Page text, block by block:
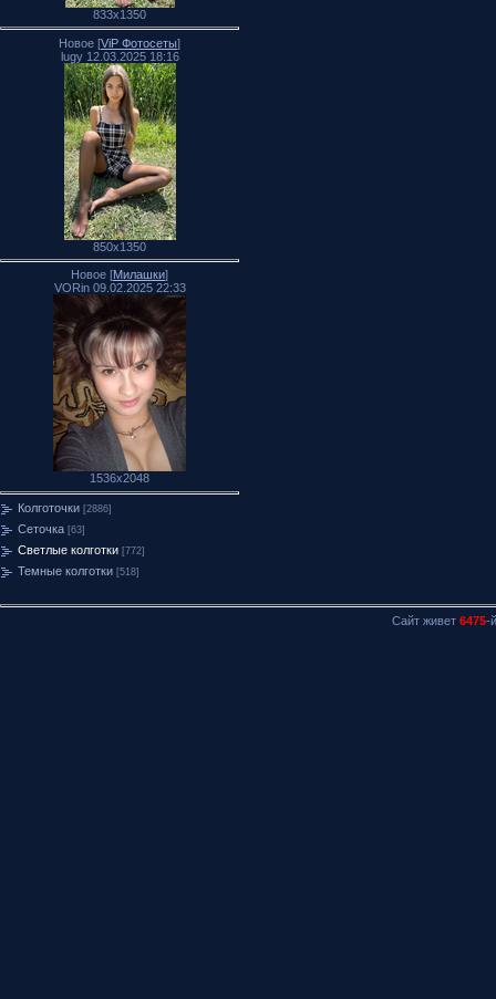
833x1350
Новое [ViP Фотосеты]
lugy 12.03.2025 18:16
850x1350
Новое [Милашки]
VORin 09.02.2025 22:33
1536x2048
Колготочки [2886]
Сеточка [63]
Светлые колготки [772]
Темные колготки [518]
Сайт живет 6475-